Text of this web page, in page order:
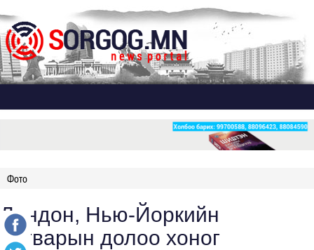
Фото
Лондон, Нью-Йоркийн
Загварын долоо хоног